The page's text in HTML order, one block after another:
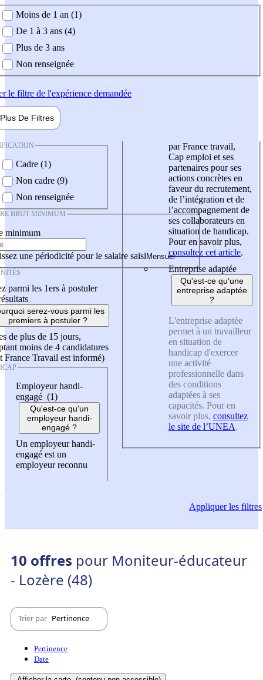
demandée
Moins de 1 an (1)
De 1 à 3 ans (4)
Plus de 3 ans
Non renseignée
le filtre de l'expérience demandée
Plus De Filtres
Cadre (1)
Non cadre (9)
Non renseignée
BRUT MINIMUM
minimum
une périodicité pour le salaire saisi
parmi les 1ers à postuler
serez-vous parmi les
premiers à postuler ?
de plus de 15 jours,
moins de 4 candidatures
France Travail est informé)
Employeur handi-
engagé (1)
Qu'est-ce qu'un
employeur handi-
engagé ?
Un employeur handi-
engagé est un
employeur reconnu
par France travail,
Cap emploi et ses
partenaires pour ses
actions concrètes en
faveur du recrutement,
de l’intégration et de
l’accompagnement de
ses collaborateurs en
situation de handicap.
Pour en savoir plus,
consultez cet article.
Entreprise adaptée
Qu'est-ce qu'une
entreprise adaptée
?
L'entreprise adaptée
permet à un travailleur
en situation de
handicap d'exercer
une activité
professionnelle dans
des conditions
adaptées à ses
capacités. Pour en
savoir plus, consultez
le site de l’UNEA.
Appliquerles filtres
10 offres pour Moniteur-éducateur
- Lozère (48)
Trier par Pertinence
Pertinence
Date